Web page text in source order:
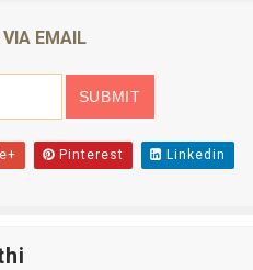
VIA EMAIL
Pinterest Linkedin